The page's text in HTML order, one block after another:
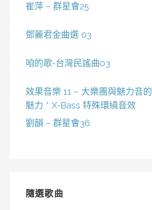
崔萍 – 群星會25
鄧麗君金曲選 03
咱的歌-台灣民謠曲03
效果音樂 11 – 大樂團與魅力音的
魅力 * X-Bass 特殊環繞音效
劉韻 – 群星會36
隨選歌曲